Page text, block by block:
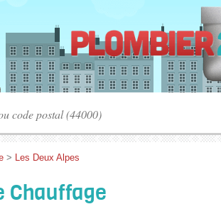
> Les Deux Alpes
Chauffage